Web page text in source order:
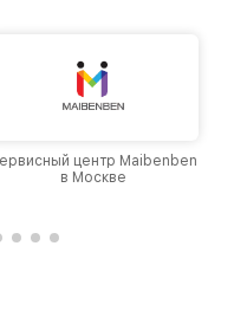
центр Maibenben
в Москве